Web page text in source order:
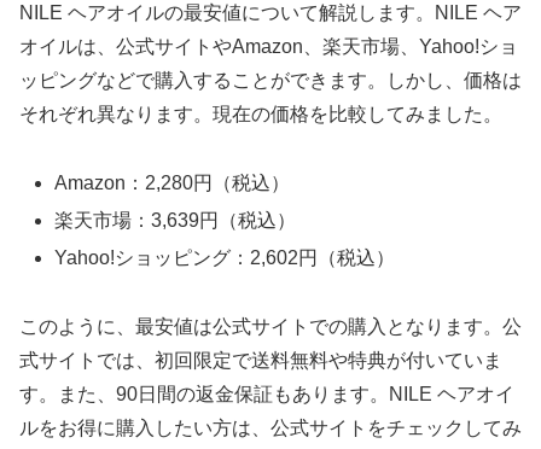
NILE ヘアオイルの最安値について解説します。NILE ヘア
オイルは、公式サイトやAmazon、楽天市場、Yahoo!ショ
ッピングなどで購入することができます。しかし、価格は
それぞれ異なります。現在の価格を比較してみました。
Amazon：2,280円（税込）
楽天市場：3,639円（税込）
Yahoo!ショッピング：2,602円（税込）
このように、最安値は公式サイトでの購入となります。公
式サイトでは、初回限定で送料無料や特典が付いていま
す。また、90日間の返金保証もあります。NILE ヘアオイ
ルをお得に購入したい方は、公式サイトをチェックしてみ